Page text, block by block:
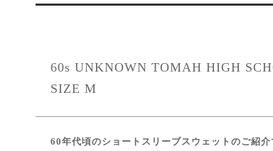
60s UNKNOWN TOMAH HIGH
SIZE M
60年代頃のショートスリーブスウェットのご紹介